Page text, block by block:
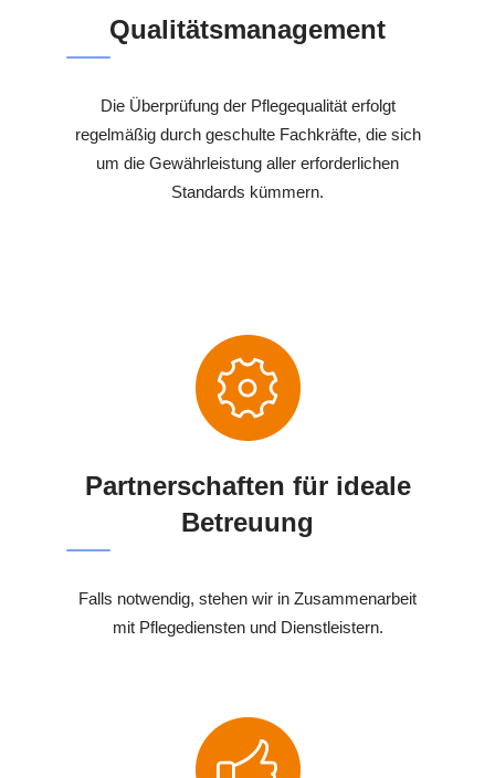
Qualitätsmanagement
Die Überprüfung der Pflegequalität erfolgt
regelmäßig durch geschulte Fachkräfte, die sich
um die Gewährleistung aller erforderlichen
Standards kümmern.
Partnerschaften für ideale
Betreuung
Falls notwendig, stehen wir in Zusammenarbeit
mit Pflegediensten und Dienstleistern.